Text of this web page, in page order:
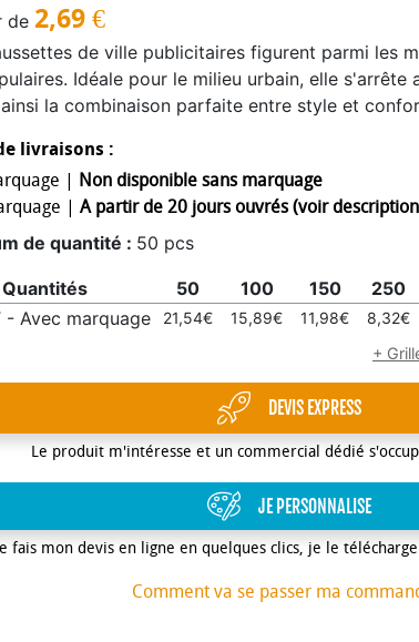
de 2,69 €
de ville publicitaires figurent parmi les
Idéale pour le milieu urbain, elle s'arrête
la combinaison parfaite entre style et
Elles sont composées de 80% coton peigné
écologique régénéré, 3% élasthanne pour
de producteurs éthiques sélectionner au sein de
est fait en Bulgarie pour une chaussette 100%
aussi de la technologie POLYGIENE®
des odeurs, de sorte que les vêtements
ce qui permet d'économiser de l'eau, de
est tricoté via la technique du tissage
max) et permet de réaliser une personnalisation
la chaussette. Étiquette personnalisable en
individuelle inclus (matériau
base d’amidon naturel de patate). Taille unique
: 36-39 Conditionnement : En dessous de 250
dessus de 250 paires : carton 60x40x40 de 10
: 20 jours 500 - 1000 paires : 25 jours 2500
livraisons :
| Non disponible sans marquage
| A partir de 20 jours ouvrés (voir
de quantité : 50 pcs
Quantités 50 100 150 250
- Avec marquage
21,54€ 15,89€ 11,98€ 8,32€
+
DEVIS EXPRESS
Le produit m'intéresse et un commercial dédié
JE PERSONNALISE
Je fais mon devis en ligne en quelques clics, je le
Comment va se passer ma